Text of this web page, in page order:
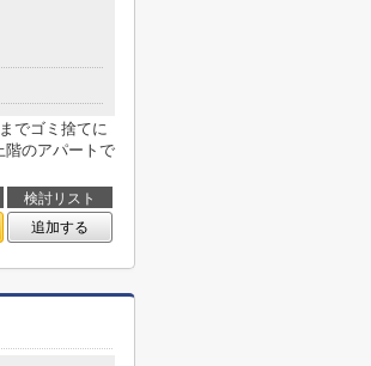
でゴミ捨てに
階のアパートで
検討リスト
追加する